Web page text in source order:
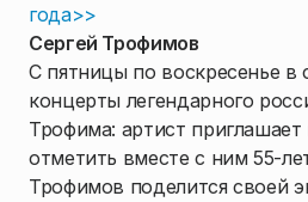
года>>
Сергей Трофимов
С пятницы по воскресенье в
концерты легендарного
Трофима: артист
отметить вместе с ним 55-
Трофимов поделится своей